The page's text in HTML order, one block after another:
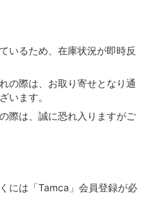
いるため、在庫状況が即時反
の際は、お取り寄せとなり通
います。
際は、誠に恐れ入りますがご
には「Tamca」会員登録が必